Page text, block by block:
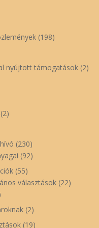
(198)
nyújtott támogatások (2)
(2)
(230)
(92)
(55)
választások (22)
(2)
(19)